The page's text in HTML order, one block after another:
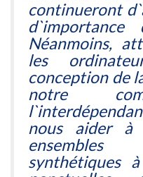
continueront
d`importance
Néanmoins,
les
conception de
notre
nous aider
synthétiques